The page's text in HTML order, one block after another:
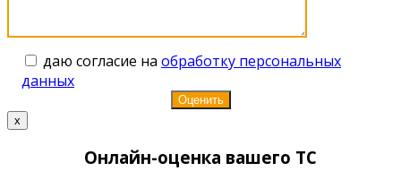
даю согласие на обработку персональных
данных
x
Онлайн-оценка вашего ТС